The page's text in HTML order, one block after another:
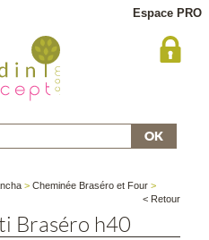
Espace PRO
>Cheminée Braséro et Four >
< Retour
Braséro h40